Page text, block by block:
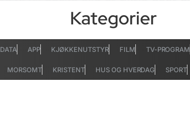
Kategorier
DATA APP KJØKKENUTSTYR FILM TV-PROGRAM
MORSOMT KRISTENT HUS OG HVERDAG SPORT